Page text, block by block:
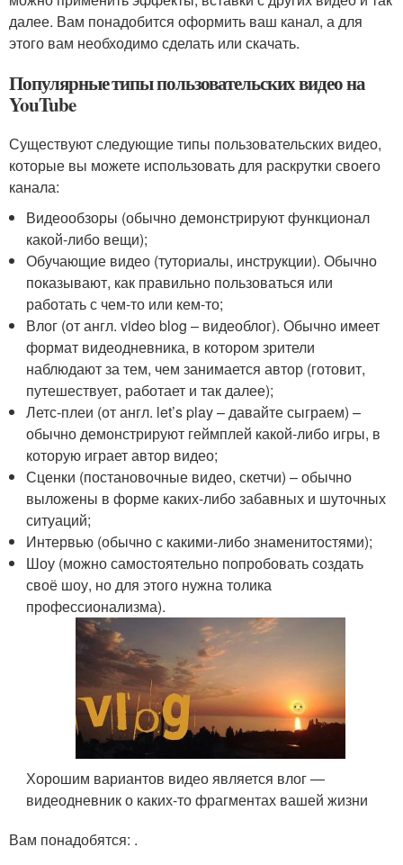
далее. Вам понадобится оформить ваш канал, а для
этого вам необходимо сделать или скачать.
Популярные типы пользовательских видео на
YouTube
Существуют следующие типы пользовательских видео,
которые вы можете использовать для раскрутки своего
канала:
Видеообзоры (обычно демонстрируют функционал
какой-либо вещи);
Обучающие видео (туториалы, инструкции). Обычно
показывают, как правильно пользоваться или
работать с чем-то или кем-то;
Влог (от англ. video blog – видеоблог). Обычно имеет
формат видеодневника, в котором зрители
наблюдают за тем, чем занимается автор (готовит,
путешествует, работает и так далее);
Летс-плеи (от англ. let’s play – давайте сыграем) –
обычно демонстрируют геймплей какой-либо игры, в
которую играет автор видео;
Сценки (постановочные видео, скетчи) – обычно
выложены в форме каких-либо забавных и шуточных
ситуаций;
Интервью (обычно с какими-либо знаменитостями);
Шоу (можно самостоятельно попробовать создать
своё шоу, но для этого нужна толика
профессионализма).
Хорошим вариантов видео является влог —
видеодневник о каких-то фрагментах вашей жизни
Вам понадобятся: .